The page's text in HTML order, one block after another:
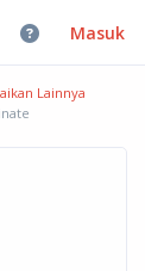
Masuk
Lainnya